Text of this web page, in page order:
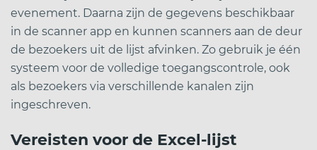
evenement. Daarna zijn de gegevens beschikbaar
in de scanner app en kunnen scanners aan de deur
de bezoekers uit de lijst afvinken. Zo gebruik je één
systeem voor de volledige toegangscontrole, ook
als bezoekers via verschillende kanalen zijn
ingeschreven.
Vereisten voor de Excel-lijst